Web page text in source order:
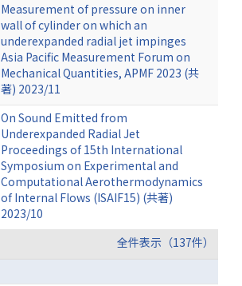
Measurement of pressure on inner
wall of cylinder on which an
underexpanded radial jet impinges
Asia Pacific Measurement Forum on
Mechanical Quantities, APMF 2023 (共
著) 2023/11
On Sound Emitted from
Underexpanded Radial Jet
Proceedings of 15th International
Symposium on Experimental and
Computational Aerothermodynamics
of Internal Flows (ISAIF15) (共著)
2023/10
全件表示（137件）